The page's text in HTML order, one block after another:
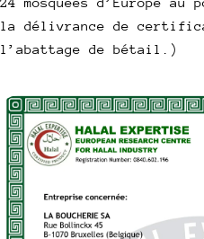
la délivrance de
l’abattage de bétail.)